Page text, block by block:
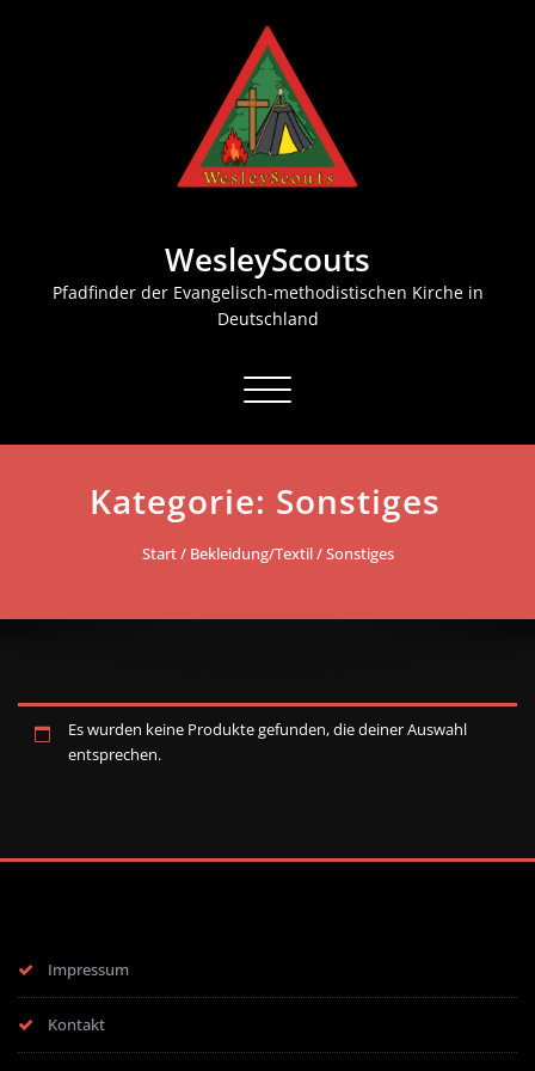
WesleyScouts
Pfadfinder der Evangelisch-methodistischen Kirche in
Deutschland
Schalte
Kategorie: Sonstiges
Start/ Bekleidung/Textil/ Sonstiges
Es wurden keine Produkte gefunden, die deiner Auswahl
entsprechen.
Impressum
Kontakt